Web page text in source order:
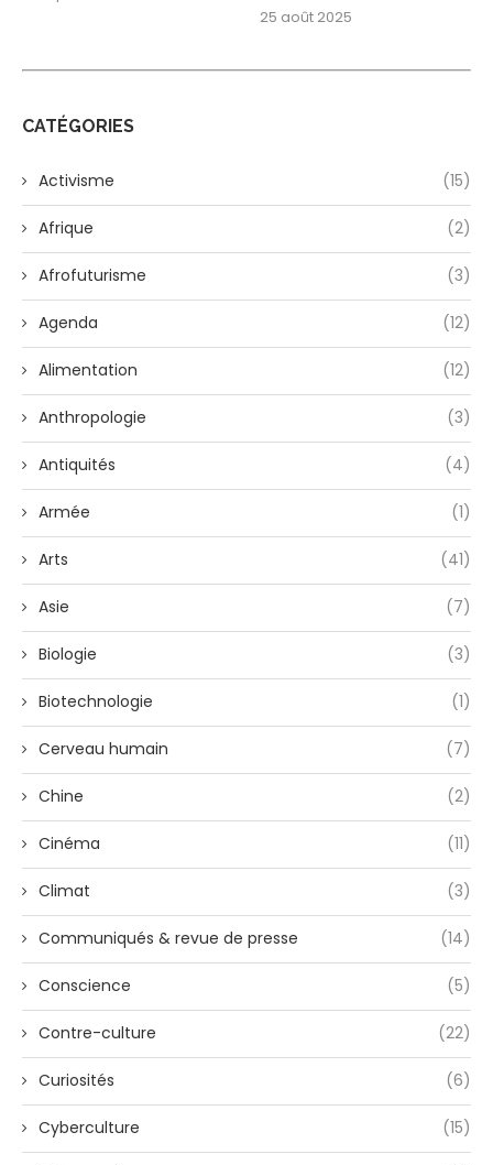
25 août 2025
CATÉGORIES
Activisme (15)
Afrique (2)
Afrofuturisme (3)
Agenda (12)
Alimentation (12)
Anthropologie (3)
Antiquités (4)
Armée (1)
Arts (41)
Asie (7)
Biologie (3)
Biotechnologie (1)
Cerveau humain (7)
Chine (2)
Cinéma (11)
Climat (3)
Communiqués & revue de presse (14)
Conscience (5)
Contre-culture (22)
Curiosités (6)
Cyberculture (15)